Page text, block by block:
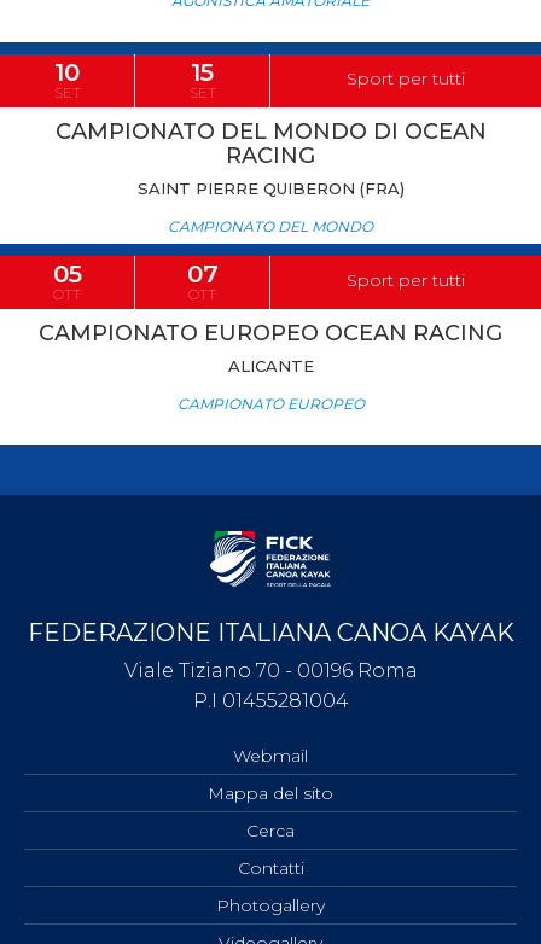
10
SET
15
SET
Sport per tutti
CAMPIONATO DEL MONDO DI OCEAN
RACING
SAINT PIERRE QUIBERON (FRA)
CAMPIONATO DEL MONDO
05
OTT
07
OTT
Sport per tutti
CAMPIONATO EUROPEO OCEAN RACING
ALICANTE
CAMPIONATO EUROPEO
FEDERAZIONE ITALIANA CANOA KAYAK
Viale Tiziano 70 - 00196 Roma
P.I 01455281004
Webmail
Mappa del sito
Cerca
Contatti
Photogallery